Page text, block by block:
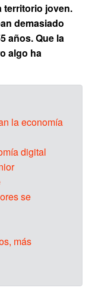
territorio joven.
demasiado
años. Que la
algo ha
la economía
digital
se
más